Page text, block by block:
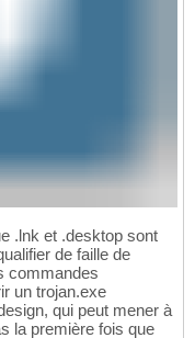
.lnk et .desktop sont
de faille de
commandes
un trojan.exe
qui peut mener à
la première fois que